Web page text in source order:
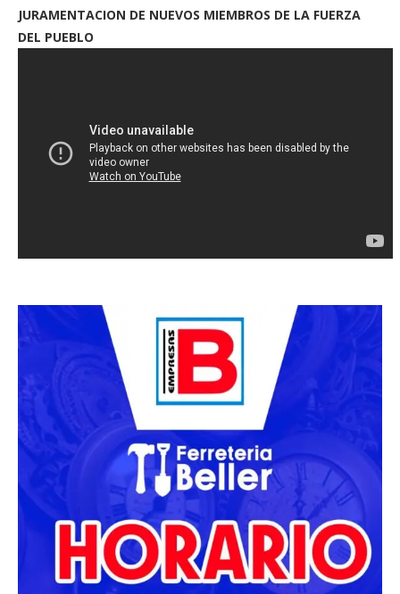
JURAMENTACION DE NUEVOS MIEMBROS DE LA FUERZA
DEL PUEBLO